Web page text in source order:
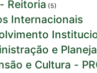
Reitoria (5)
Internacionais
e
e Cultura -